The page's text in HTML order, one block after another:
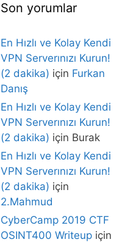
Son yorumlar
En Hızlı ve Kolay Kendi
VPN Serverınızı Kurun!
(2 dakika) için Furkan
Danış
En Hızlı ve Kolay Kendi
VPN Serverınızı Kurun!
(2 dakika) için Burak
En Hızlı ve Kolay Kendi
VPN Serverınızı Kurun!
(2 dakika) için
2.Mahmud
CyberCamp 2019 CTF
OSINT400 Writeup için